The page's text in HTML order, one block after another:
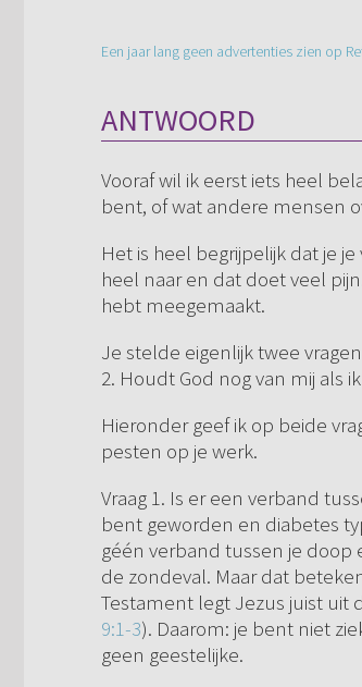
Een jaar lang geen advertenties zien op
ANTWOORD
Vooraf wil ik eerst iets heel
bent, of wat andere mensen
Het is heel begrijpelijk dat je
heel naar en dat doet veel
hebt meegemaakt.
Je stelde eigenlijk twee
2. Houdt God nog van mij als
Hieronder geef ik op beide
pesten op je werk.
Vraag 1. Is er een verband
bent geworden en diabetes
géén verband tussen je doop
de zondeval. Maar dat
Testament legt Jezus juist uit
9:1-3). Daarom: je bent niet
geen geestelijke.